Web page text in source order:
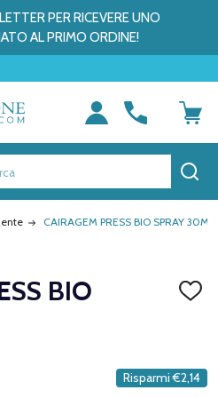
PER RICEVERE UNO
AL PRIMO ORDINE!
CAIRAGEM PRESS BIO SPRAY 30ML
BIO
Risparmi €2,14